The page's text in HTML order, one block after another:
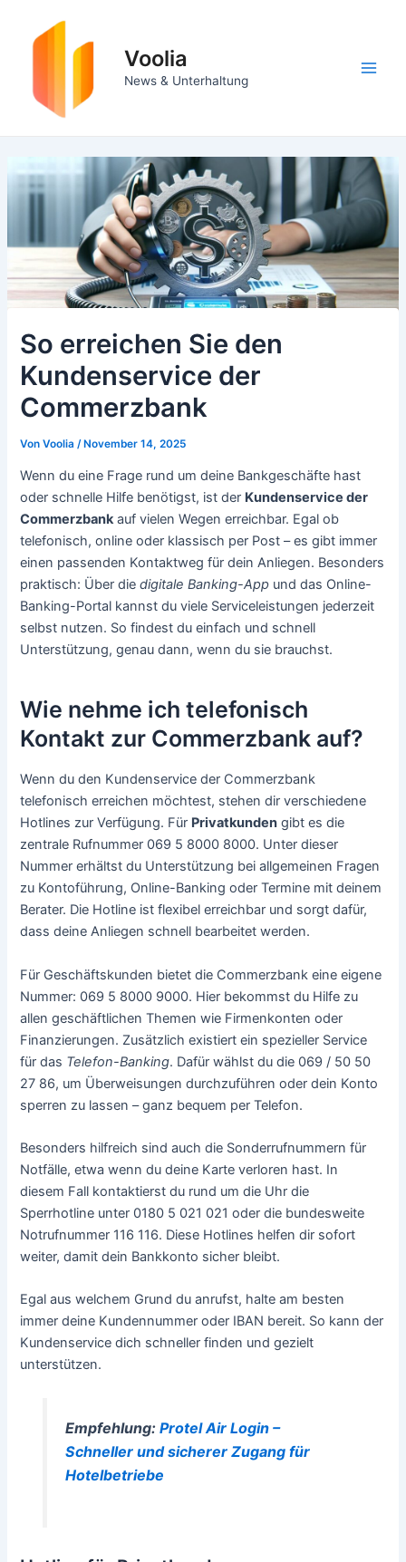
Voolia
News & Unterhaltung
So erreichen Sie den
Kundenservice der
Commerzbank
VonVoolia/November 14, 2025
Wenn du eine Frage rund um deine Bankgeschäfte hast
oder schnelle Hilfe benötigst, ist der Kundenservice der
Commerzbankauf vielen Wegen erreichbar. Egal ob
telefonisch, online oder klassisch per Post – es gibt immer
einen passenden Kontaktweg für dein Anliegen. Besonders
praktisch: Über diedigitale Banking-App und das Online-
Banking-Portal kannst du viele Serviceleistungen jederzeit
selbst nutzen. So findest du einfach und schnell
Unterstützung, genau dann, wenn du sie brauchst.
Wie nehme ich telefonisch
Kontakt zur Commerzbank auf?
Wenn du den Kundenservice der Commerzbank
telefonisch erreichen möchtest, stehen dir verschiedene
Hotlines zur Verfügung. Für Privatkunden gibt es die
zentrale Rufnummer 069 5 8000 8000. Unter dieser
Nummer erhältst du Unterstützung bei allgemeinen Fragen
zu Kontoführung, Online-Banking oder Termine mit deinem
Berater. Die Hotline ist flexibel erreichbar und sorgt dafür,
dass deine Anliegen schnell bearbeitet werden.
Für Geschäftskunden bietet die Commerzbank eine eigene
Nummer: 069 5 8000 9000. Hier bekommst du Hilfe zu
allen geschäftlichen Themen wie Firmenkonten oder
Finanzierungen. Zusätzlich existiert ein spezieller Service
für das Telefon-Banking. Dafür wählst du die 069 / 50 50
27 86, um Überweisungen durchzuführen oder dein Konto
sperren zu lassen – ganz bequem per Telefon.
Besonders hilfreich sind auch die Sonderrufnummern für
Notfälle, etwa wenn du deine Karte verloren hast. In
diesem Fall kontaktierst du rund um die Uhr die
Sperrhotline unter 0180 5 021 021 oder die bundesweite
Notrufnummer 116 116. Diese Hotlines helfen dir sofort
weiter, damit dein Bankkonto sicher bleibt.
Egal aus welchem Grund du anrufst, halte am besten
immer deine Kundennummer oder IBAN bereit. So kann der
Kundenservice dich schneller finden und gezielt
unterstützen.
Empfehlung: Protel Air Login –
Schneller und sicherer Zugang für
Hotelbetriebe